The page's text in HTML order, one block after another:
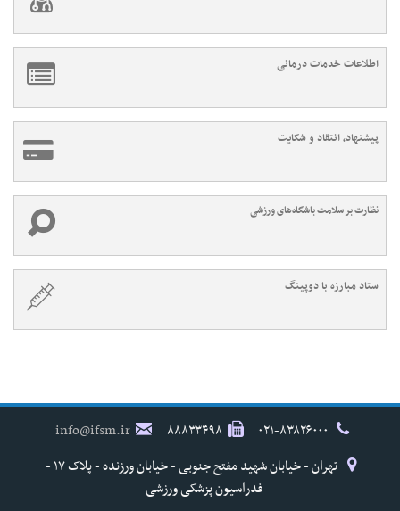
اطلاعات خدمات درمانی
پیشنهاد، انتقاد و شکایت
نظارت بر سلامت باشگاه‌های ورزشی
ستاد مبارزه با دوپینگ
۸۸۸۳۳۴۹۸
info@ifsm.ir
تهران - خیابان شهید مفتح جنوبی - خیابان ورزنده - پلاک ۱۷ -
فدراسیون پزشکی ورزشی